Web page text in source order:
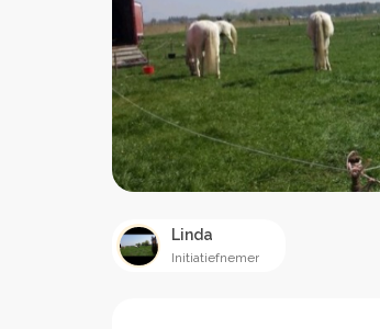
Linda
Initiatiefnemer